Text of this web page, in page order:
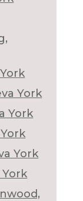
York
York
York